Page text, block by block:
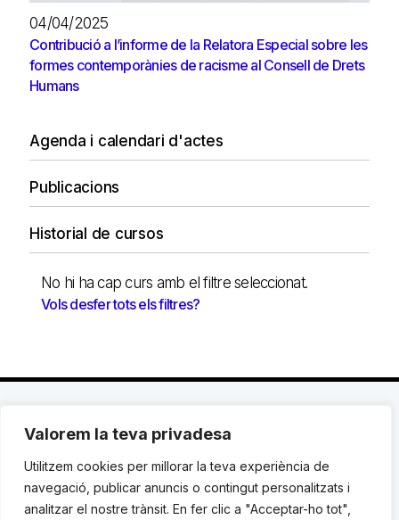
Valorem la teva privadesa
Utilitzem cookies per millorar la teva experiència de
navegació, publicar anuncis o contingut personalitzats i
analitzar el nostre trànsit. En fer clic a "Acceptar-ho tot",
04/04/2025
Contribució a l’informe de la Relatora Especial sobre les
formes contemporànies de racisme al Consell de Drets
Humans
Agenda i calendari d'actes
Publicacions
Historial de cursos
No hi ha cap curs amb el filtre seleccionat.
Vols desfer tots els filtres?
C. Avinyó 44, 2n | 08002 Barcelona |
119 03 72|institut@idhc.org
© Institut de Drets Humans de Catalunya.